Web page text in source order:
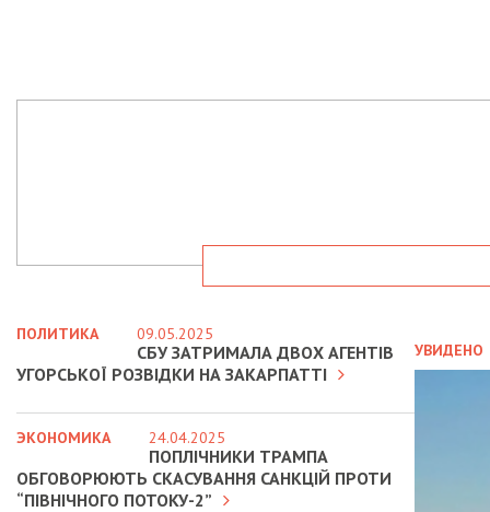
УВИДЕНО
ПОЛИТИКА 09.05.2025
СБУ ЗАТРИМАЛА ДВОХ АГЕНТІВ
УГОРСЬКОЇ РОЗВІДКИ НА ЗАКАРПАТТІ
ЭКОНОМИКА 24.04.2025
ПОПЛІЧНИКИ ТРАМПА
ОБГОВОРЮЮТЬ СКАСУВАННЯ САНКЦІЙ ПРОТИ
“ПІВНІЧНОГО ПОТОКУ-2”